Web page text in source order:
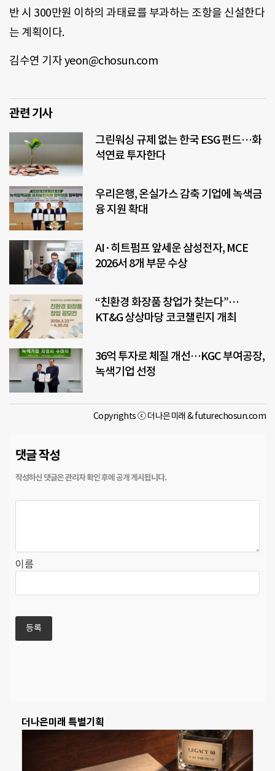
반 시 300만원 이하의 과태료를 부과하는 조항을 신설한다
는 계획이다.
김수연 기자 yeon@chosun.com
관련 기사
그린워싱 규제 없는 한국 ESG 펀드…화
석연료 투자한다
우리은행, 온실가스 감축 기업에 녹색금
융 지원 확대
AI·히트펌프 앞세운 삼성전자, MCE
2026서 8개 부문 수상
“친환경 화장품 창업가 찾는다”…
KT&G 상상마당 코코챌린지 개최
36억 투자로 체질 개선…KGC 부여공장,
녹색기업 선정
Copyrights ⓒ 더나은미래 & futurechosun.com
댓글 작성
이름
더나은미래 특별기획